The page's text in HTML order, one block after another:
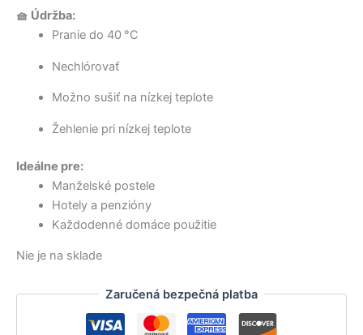
🧺 Údržba:
Pranie do 40 °C
Nechlórovať
Možno sušiť na nízkej teplote
Žehlenie pri nízkej teplote
Ideálne pre:
Manželské postele
Hotely a penzióny
Každodenné domáce použitie
Nie je na sklade
Zaručená bezpečná platba